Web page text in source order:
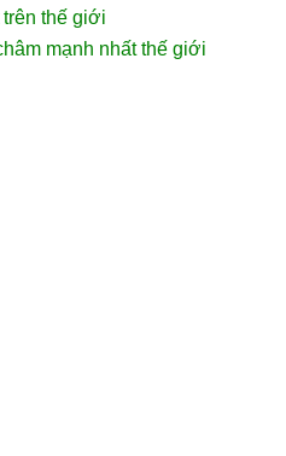
thế giới
mạnh nhất thế giới